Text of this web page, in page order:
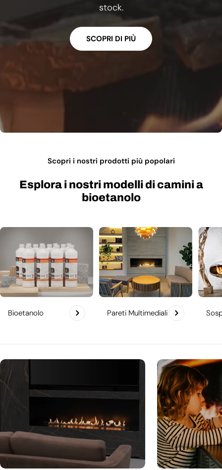
stock.
SCOPRI DI PIÙ
Scopri i nostri prodotti più popolari
Esplora i nostri modelli di camini a
bioetanolo
Bioetanolo Pareti Multimediali